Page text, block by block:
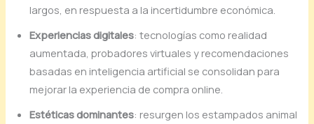
largos, en respuesta a la incertidumbre económica.
Experiencias digitales: tecnologías como realidad
aumentada, probadores virtuales y recomendaciones
basadas en inteligencia artificial se consolidan para
mejorar la experiencia de compra online.
Estéticas dominantes: resurgen los estampados animal